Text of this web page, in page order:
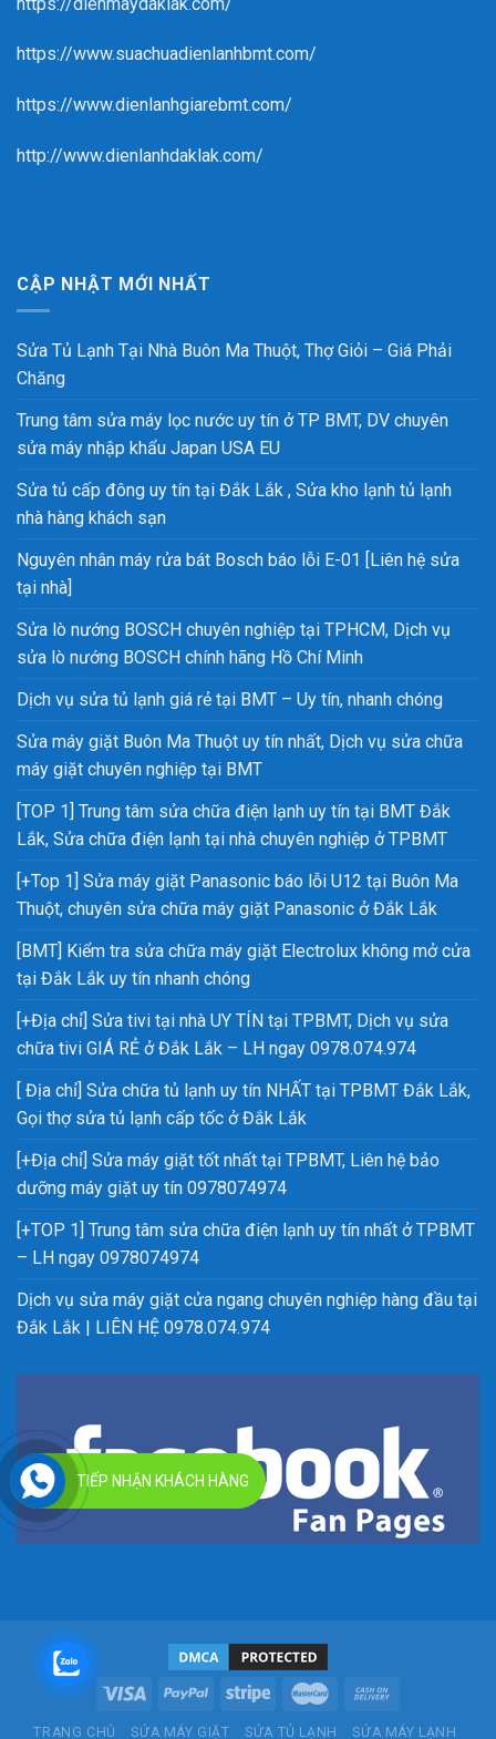
https://www.suachuadienlanhbmt.com/
https://www.dienlanhgiarebmt.com/
http://www.dienlanhdaklak.com/
CẬP NHẬT MỚI NHẤT
Sửa Tủ Lạnh Tại Nhà Buôn Ma Thuột, Thợ Giỏi – Giá Phải
Chăng
Trung tâm sửa máy lọc nước uy tín ở TP BMT, DV chuyên
sửa máy nhập khẩu Japan USA EU
Sửa tủ cấp đông uy tín tại Đắk Lắk , Sửa kho lạnh tủ lạnh
nhà hàng khách sạn
Nguyên nhân máy rửa bát Bosch báo lỗi E-01 [Liên hệ sửa
tại nhà]
Sửa lò nướng BOSCH chuyên nghiệp tại TPHCM, Dịch vụ
sửa lò nướng BOSCH chính hãng Hồ Chí Minh
Dịch vụ sửa tủ lạnh giá rẻ tại BMT – Uy tín, nhanh chóng
Sửa máy giặt Buôn Ma Thuột uy tín nhất, Dịch vụ sửa chữa
máy giặt chuyên nghiệp tại BMT
[TOP 1] Trung tâm sửa chữa điện lạnh uy tín tại BMT Đắk
Lắk, Sửa chữa điện lạnh tại nhà chuyên nghiệp ở TPBMT
[+Top 1] Sửa máy giặt Panasonic báo lỗi U12 tại Buôn Ma
Thuột, chuyên sửa chữa máy giặt Panasonic ở Đắk Lắk
[BMT] Kiểm tra sửa chữa máy giặt Electrolux không mở cửa
tại Đắk Lắk uy tín nhanh chóng
[+Địa chỉ] Sửa tivi tại nhà UY TÍN tại TPBMT, Dịch vụ sửa
chữa tivi GIÁ RẺ ở Đắk Lắk – LH ngay 0978.074.974
[ Địa chỉ] Sửa chữa tủ lạnh uy tín NHẤT tại TPBMT Đắk Lắk,
Gọi thợ sửa tủ lạnh cấp tốc ở Đắk Lắk
[+Địa chỉ] Sửa máy giặt tốt nhất tại TPBMT, Liên hệ bảo
dưỡng máy giặt uy tín 0978074974
[+TOP 1] Trung tâm sửa chữa điện lạnh uy tín nhất ở TPBMT
– LH ngay 0978074974
Dịch vụ sửa máy giặt cửa ngang chuyên nghiệp hàng đầu tại
Đắk Lắk | LIÊN HỆ 0978.074.974
TRANG CHỦ SỬA MÁY GIẶT SỬA TỦ LẠNH SỬA MÁY LẠNH
TIẾP NHẬN KHÁCH HÀNG